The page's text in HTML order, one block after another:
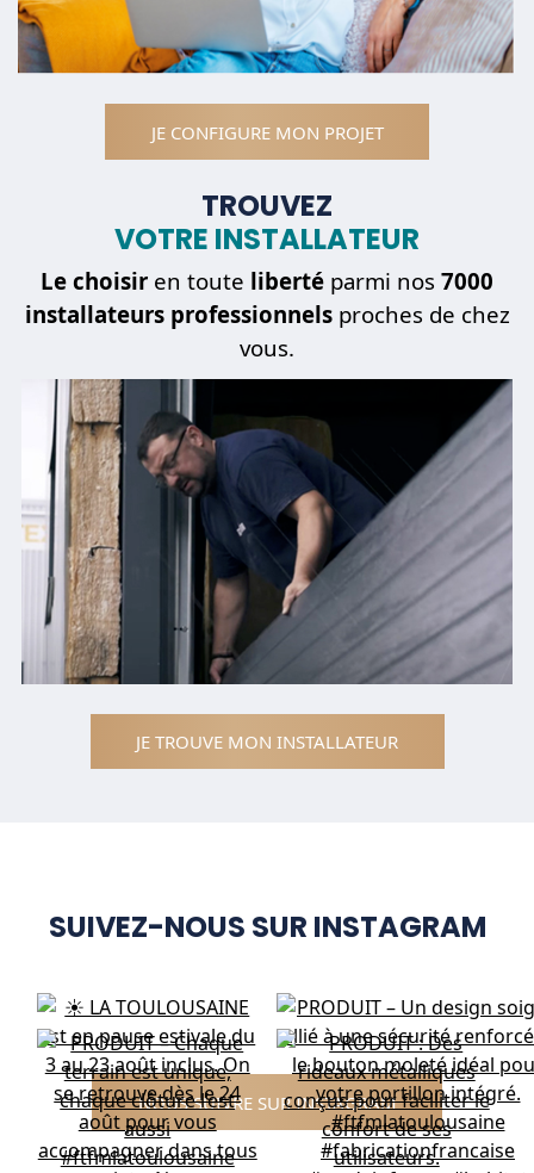
JE CONFIGURE MON PROJET
TROUVEZ
VOTRE INSTALLATEUR
Le choisir en toute liberté parmi nos 7000
installateurs professionnelsproches de chez
vous.
JE TROUVE MON INSTALLATEUR
SUIVEZ-NOUS SUR INSTAGRAM
NOUS SUIVRE SUR INSTAGRAM